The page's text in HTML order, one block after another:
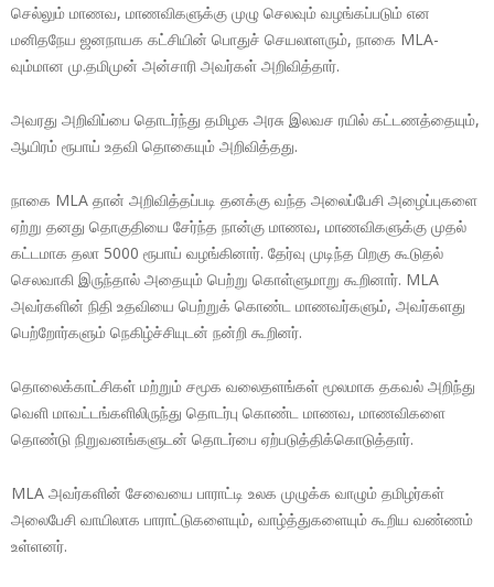
செல்லும் மாணவ, மாணவிகளுக்கு முழு செலவும் வழங்கப்படும் என
மனிதநேய ஜனநாயக கட்சியின் பொதுச் செயலாளரும், நாகை MLA-
வும்மான மு.தமிமுன் அன்சாரி அவர்கள் அறிவித்தார்.
அவரது அறிவிப்பை தொடர்ந்து தமிழக அரசு இலவச ரயில் கட்டணத்தையும்,
ஆயிரம் ரூபாய் உதவி தொகையும் அறிவித்தது.
நாகை MLA தான் அறிவித்தப்படி தனக்கு வந்த அலைப்பேசி அழைப்புகளை
ஏற்று தனது தொகுதியை சேர்ந்த நான்கு மாணவ, மாணவிகளுக்கு முதல்
கட்டமாக தலா 5000 ரூபாய் வழங்கினார். தேர்வு முடிந்த பிறகு கூடுதல்
செலவாகி இருந்தால் அதையும் பெற்று கொள்ளுமாறு கூறினார். MLA
அவர்களின் நிதி உதவியை பெற்றுக் கொண்ட மாணவர்களும், அவர்களது
பெற்றோர்களும் நெகிழ்ச்சியுடன் நன்றி கூறினர்.
தொலைக்காட்சிகள் மற்றும் சமூக வலைதளங்கள் மூலமாக தகவல் அறிந்து
வெளி மாவட்டங்களிலிருந்து தொடர்பு கொண்ட மாணவ, மாணவிகளை
தொண்டு நிறுவனங்களுடன் தொடர்பை ஏற்படுத்திக்கொடுத்தார்.
MLA அவர்களின் சேவையை பாராட்டி உலக முழுக்க வாழும் தமிழர்கள்
அலைபேசி வாயிலாக பாராட்டுகளையும், வாழ்த்துகளையும் கூறிய வண்ணம்
உள்ளனர்.